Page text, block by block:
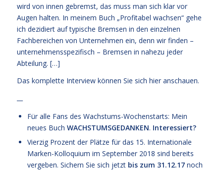
wird von innen gebremst, das muss man sich klar vor
Augen halten. In meinem Buch „Profitabel wachsen“ gehe
ich dezidiert auf typische Bremsen in den einzelnen
Fachbereichen von Unternehmen ein, denn wir finden –
unternehmensspezifisch – Bremsen in nahezu jeder
Abteilung. […]
Das komplette Interview können Sie sich hieranschauen.
Für alle Fans des Wachstums-Wochenstarts: Mein
neues Buch WACHSTUMSGEDANKEN. Interessiert?
Vierzig Prozent der Plätze für das 15. Internationale
Marken-Kolloquium im September 2018 sind bereits
vergeben. Sichern Sie sich jetzt bis zum 31.12.17noch